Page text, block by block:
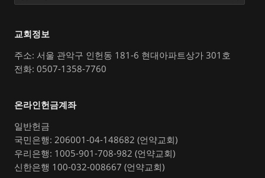
교회정보
주소: 서울 관악구 인헌동 181-6 현대아파트상가 301호
전화: 0507-1358-7760
온라인헌금계좌
일반헌금
국민은행: 206001-04-148682 (언약교회)
우리은행: 1005-901-708-982 (언약교회)
신한은행 100-032-008667 (언약교회)